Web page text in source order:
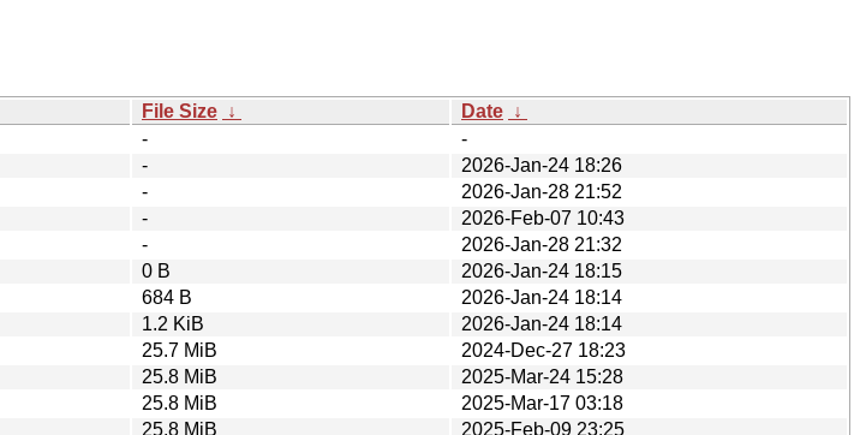
File Size ↓ Date ↓
-
-
-
2026-Jan-24 18:26
-
2026-Jan-28 21:52
-
2026-Feb-07 10:43
-
2026-Jan-28 21:32
0 B
2026-Jan-24 18:15
684 B
2026-Jan-24 18:14
1.2 KiB
2026-Jan-24 18:14
25.7 MiB
2024-Dec-27 18:23
25.8 MiB
2025-Mar-24 15:28
25.8 MiB
2025-Mar-17 03:18
25.8 MiB
2025-Feb-09 23:25